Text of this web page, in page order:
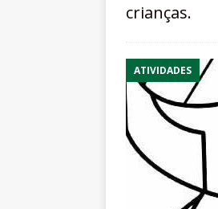
crianças.
ATIVIDADES